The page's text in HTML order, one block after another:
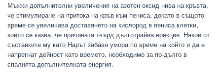
Мъжки допълнителни увеличения на азотен оксид нива на кръвта,
че стимулиране на притока на кръв към пениса, докато в същото
време се увеличава доставянето на кислород в пениса клетки,
които се казва, че причината твърд дълготрайна ерекция. Някои от
съставките му като Нарът забавя умора по време на който и да е
напрегнат дейност като времето, необходимо за по-дълго в
спалнята допълнителната енергия.